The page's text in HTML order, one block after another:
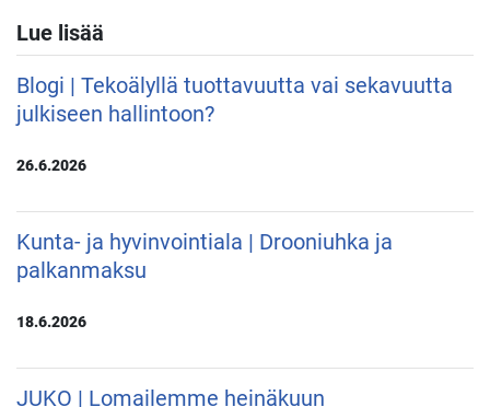
Lue lisää
Blogi | Tekoälyllä tuottavuutta vai sekavuutta
julkiseen hallintoon?
26.6.2026
Kunta- ja hyvinvointiala | Drooniuhka ja
palkanmaksu
18.6.2026
JUKO | Lomailemme heinäkuun